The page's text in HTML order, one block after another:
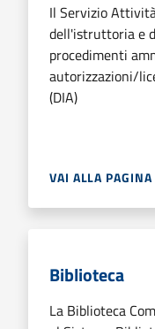
Il Servizio
dell'istruttoria e
procedimenti
autorizzazioni/
(DIA)
VAI ALLA PAGINA
Biblioteca
La Biblioteca